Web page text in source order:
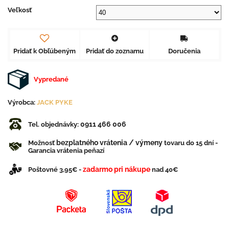
Veľkosť
Pridať k Obľúbeným Pridať do zoznamu Doručenia
Vypredané
Výrobca: JACK PYKE
Tel. objednávky: 0911 466 006
Možnosťbezplatného vrátenia / výmeny tovaru do 15 dní -
Garancia vrátenia peňazí
Poštovné 3,95€ - zadarmo pri nákupe nad 40€